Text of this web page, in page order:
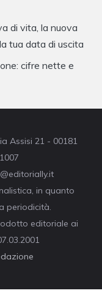
di vita, la nuova
tua data di uscita
cifre nette e
Assisi 21 - 00181
in quanto
periodicità.
editoriale ai